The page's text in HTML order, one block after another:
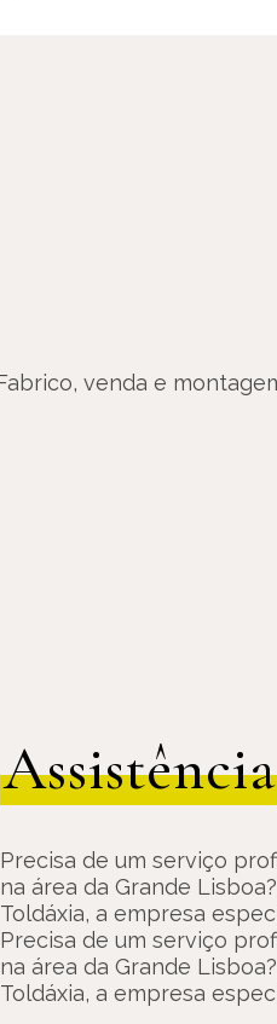
Assistência
Precisa de um serviço
na área da Grande
Toldáxia, a empresa
Precisa de um serviço
na área da Grande
Toldáxia, a empresa